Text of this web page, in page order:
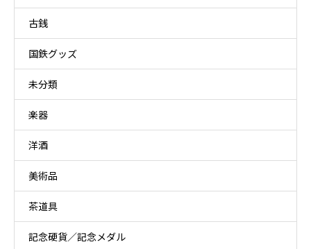
古銭
国鉄グッズ
未分類
楽器
洋酒
美術品
茶道具
記念硬貨／記念メダル